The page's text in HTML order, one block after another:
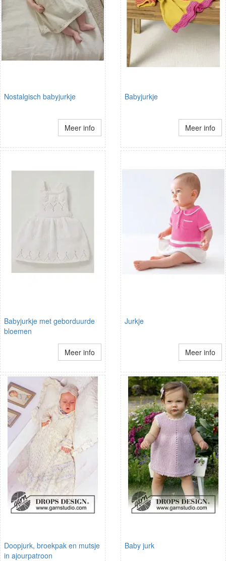
Nostalgisch babyjurkje
Meer info
Babyjurkje
Meer info
Babyjurkje met geborduurde
bloemen
Meer info
Jurkje
Meer info
Doopjurk, broekpak en mutsje
in ajourpatroon
Baby jurk